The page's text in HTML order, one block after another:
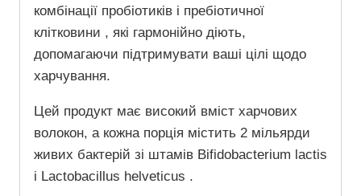
комбінації пробіотиків і пребіотичної
клітковини , які гармонійно діють,
допомагаючи підтримувати ваші цілі щодо
харчування.
Цей продукт має високий вміст харчових
волокон, а кожна порція містить 2 мільярди
живих бактерій зі штамів Bifidobacterium lactis
і Lactobacillus helveticus .